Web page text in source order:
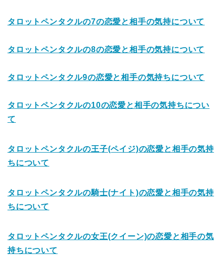
タロットペンタクルの7の恋愛と相手の気持について
タロットペンタクルの8の恋愛と相手の気持について
タロットペンタクル9の恋愛と相手の気持ちについて
タロットペンタクルの10の恋愛と相手の気持ちについ
て
タロットペンタクルの王子(ペイジ)の恋愛と相手の気持
ちについて
タロットペンタクルの騎士(ナイト)の恋愛と相手の気持
ちについて
タロットペンタクルの女王(クイーン)の恋愛と相手の気
持ちについて